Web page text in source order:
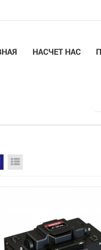
НАСЧЕТ НАС
Grid View